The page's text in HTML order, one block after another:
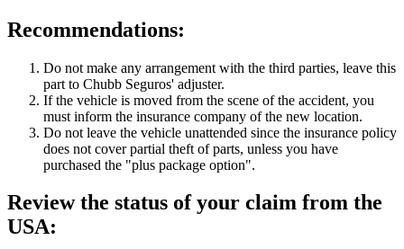
Recommendations:
Do not make any arrangement with the third parties, leave this
part to Chubb Seguros' adjuster.
If the vehicle is moved from the scene of the accident, you
must inform the insurance company of the new location.
Do not leave the vehicle unattended since the insurance policy
does not cover partial theft of parts, unless you have
purchased the "plus package option".
Review the status of your claim from the
USA: